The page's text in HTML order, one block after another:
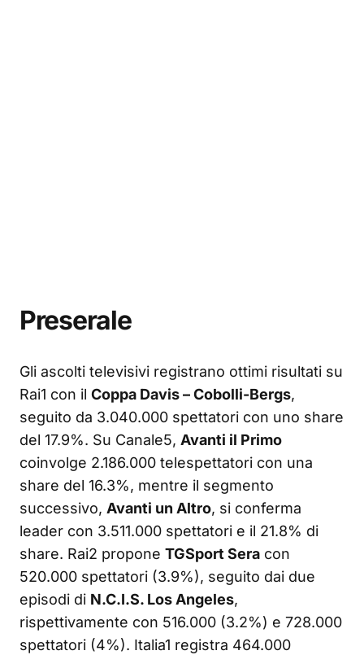
Preserale
Gli ascolti televisivi registrano ottimi risultati su
Rai1 con il Coppa Davis – Cobolli-Bergs,
seguito da 3.040.000 spettatori con uno share
del 17.9%. Su Canale5, Avanti il Primo
coinvolge 2.186.000 telespettatori con una
share del 16.3%, mentre il segmento
successivo, Avanti un Altro, si conferma
leader con 3.511.000 spettatori e il 21.8% di
share. Rai2 propone TGSport Sera con
520.000 spettatori (3.9%), seguito dai due
episodi di N.C.I.S. Los Angeles,
rispettivamente con 516.000 (3.2%) e 728.000
spettatori (4%). Italia1 registra 464.000